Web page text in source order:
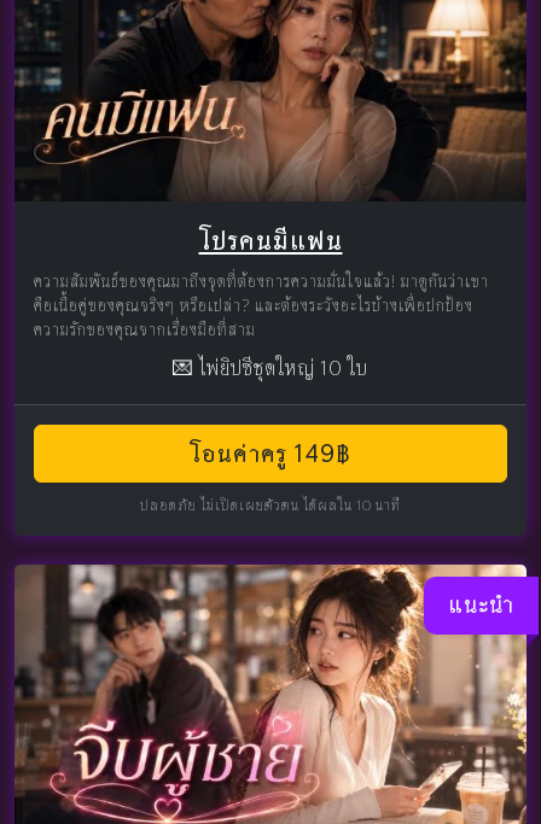
โปรคนมีแฟน
ความสัมพันธ์ของคุณมาถึงจุดที่ต้องการความมั่นใจแล้ว! มาดูกันว่าเขา
คือเนื้อคู่ของคุณจริงๆ หรือเปล่า? และต้องระวังอะไรบ้างเพื่อปกป้อง
ความรักของคุณจากเรื่องมือที่สาม
💌 ไพ่ยิปซีชุดใหญ่ 10 ใบ
โอนค่าครู 149฿
ปลอดภัย ไม่เปิดเผยตัวตน ได้ผลใน 10 นาที
แนะนำ